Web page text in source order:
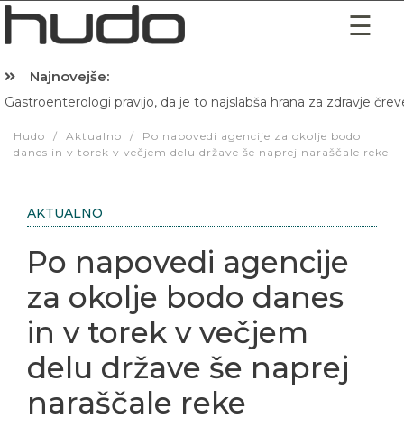
Najnovejše:
Gastroenterologi pravijo, da je to najslabša hrana za zdravje
Hudo / Aktualno /
Po napovedi agencije za okolje bodo
danes in v torek v večjem delu države še naprej naraščale reke
AKTUALNO
Po napovedi agencije
za okolje bodo danes
in v torek v večjem
delu države še naprej
naraščale reke